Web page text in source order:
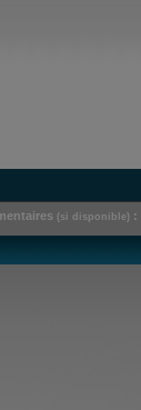
(si disponible) :